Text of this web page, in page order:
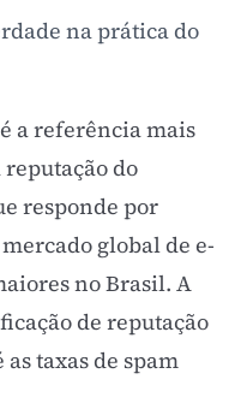
na prática do
é a referência mais
do
responde por
global de e-
no Brasil. A
de reputação
taxas de spam